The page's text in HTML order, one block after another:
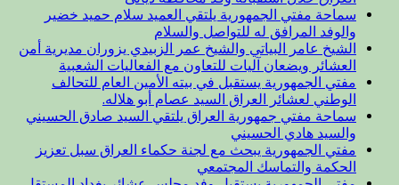
سماحة مفتي الجمهورية يلتقي العميد سلام حميد خضير
والوفد المرافق له للتواصل والسلام
الشيخ عامر البياتي والشيخ عمر الزبيدي يزوران مديرية أمن
العشائر ويضعان آليات للتعاون مع الفعاليات الشعبية
مفتي الجمهورية يستقبل في بيته الأمين العام للتحالف
الوطني لعشائر العراق السيد عصام أبو هلاله.
سماحة مفتي جمهورية العراق يلتقي السيد صادق الحسيني
والسيد هادي الحسيني
مفتي الجمهورية يبحث مع لجنة حكماء العراق سبل تعزيز
الحكمة والتماسك المجتمعي